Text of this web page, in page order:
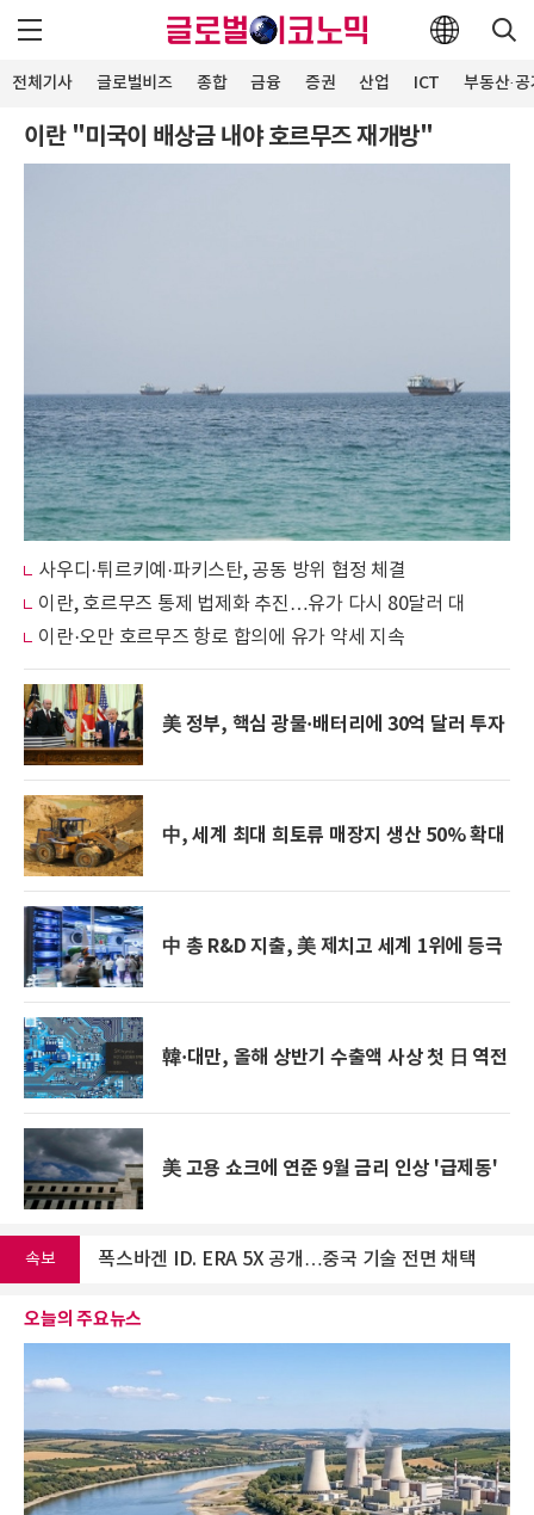
전체기사 글로벌비즈 종합 금융 증권 산업 ICT 부동산·
이란 "미국이 배상금 내야 호르무즈 재개방"
사우디·튀르키예·파키스탄, 공동 방위 협정 체결
이란, 호르무즈 통제 법제화 추진…유가 다시 80달러 대
이란·오만 호르무즈 항로 합의에 유가 약세 지속
美 정부, 핵심 광물·배터리에 30억 달러 투자
中, 세계 최대 희토류 매장지 생산 50% 확대
中 총 R&D 지출, 美 제치고 세계 1위에 등극
韓·대만, 올해 상반기 수출액 사상 첫 日 역전
美 고용 쇼크에 연준 9월 금리 인상 '급제동'
속보
이란 "미국이 배상금 내고 봉쇄 풀어야 호르무즈 재개방"
폭스바겐 ID. ERA 5X 공개…중국 기술 전면 채택
폭스바겐 ID. ERA 5X 공개…중국 기술 전면 채택
오늘의 주요뉴스